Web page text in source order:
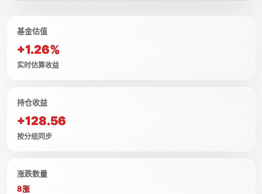
基金估值
+1.26%
实时估算收益
持仓收益
+128.56
按分组同步
涨跌数量
8涨